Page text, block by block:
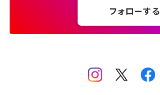
フォローする